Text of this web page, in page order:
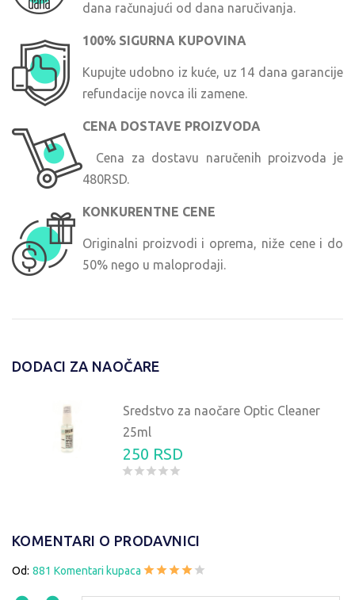
dana računajući od dana naručivanja.
100% SIGURNA KUPOVINA
Kupujte udobno iz kuće, uz 14 dana garancije
refundacije novca ili zamene.
CENA DOSTAVE PROIZVODA
Cena za dostavu naručenih proizvoda je
480RSD.
KONKURENTNE CENE
Originalni proizvodi i oprema, niže cene i do
50% nego u maloprodaji.
DODACI ZA NAOČARE
Sredstvo za naočare Optic Cleaner
25ml
250 RSD
KOMENTARI O PRODAVNICI
Od: 881 Komentari kupaca